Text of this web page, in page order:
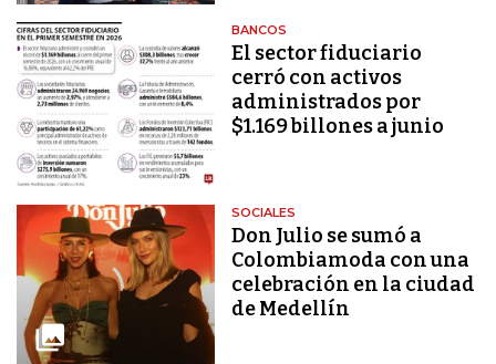
BANCOS
El sector fiduciario
cerró con activos
administrados por
$1.169 billones a junio
SOCIALES
Don Julio se sumó a
Colombiamoda con una
celebración en la ciudad
de Medellín